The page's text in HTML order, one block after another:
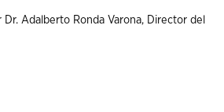
Dr. Adalberto Ronda Varona, Director del